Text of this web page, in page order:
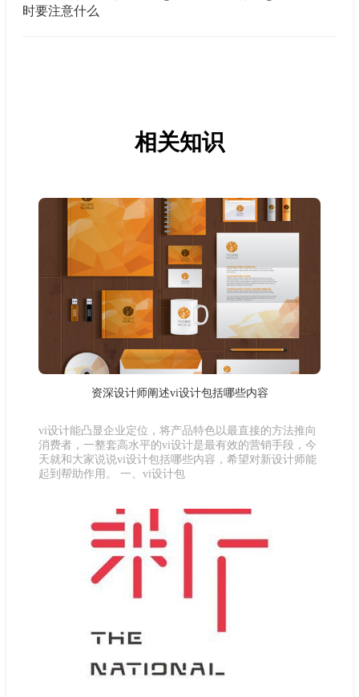
时要注意什么
相关知识
资深设计师阐述vi设计包括哪些内容
vi设计能凸显企业定位，将产品特色以最直接的方法推向
消费者，一整套高水平的vi设计是最有效的营销手段，今
天就和大家说说vi设计包括哪些内容，希望对新设计师能
起到帮助作用。 一、vi设计包